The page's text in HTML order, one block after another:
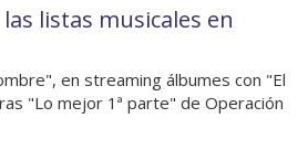
listas musicales en
en streaming álbumes con "El
"Lo mejor 1ª parte" de Operación